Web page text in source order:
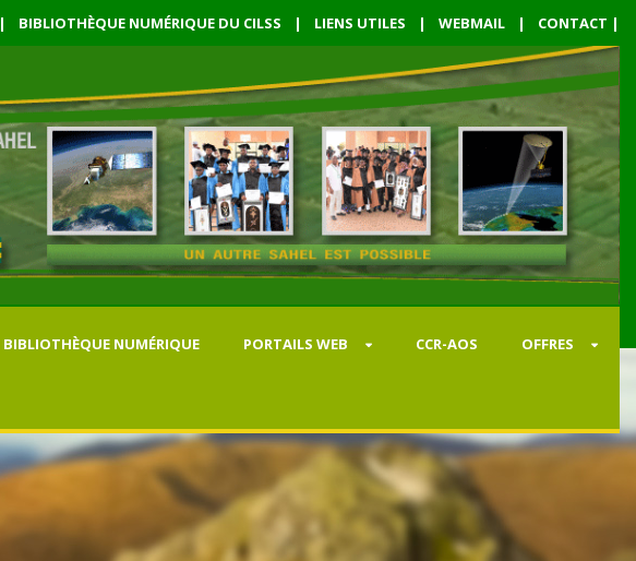
| BIBLIOTHÈQUE NUMÉRIQUE DU CILSS | LIENS UTILES | WEBMAIL | CONTACT |
BIBLIOTHÈQUE NUMÉRIQUE PORTAILS WEB CCR-AOS OFFRES